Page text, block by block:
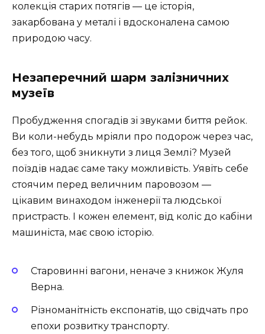
колекція старих потягів — це історія,
закарбована у металі і вдосконалена самою
природою часу.
Незаперечний шарм залізничних
музеїв
Пробудження спогадів зі звуками биття рейок.
Ви коли-небудь мріяли про подорож через час,
без того, щоб зникнути з лиця Землі? Музей
поїздів надає саме таку можливість. Уявіть себе
стоячим перед величним паровозом —
цікавим винаходом інженерії та людської
пристрасть. І кожен елемент, від коліс до кабіни
машиніста, має свою історію.
Старовинні вагони, неначе з книжок Жуля
Верна.
Різноманітність експонатів, що свідчать про
епохи розвитку транспорту.